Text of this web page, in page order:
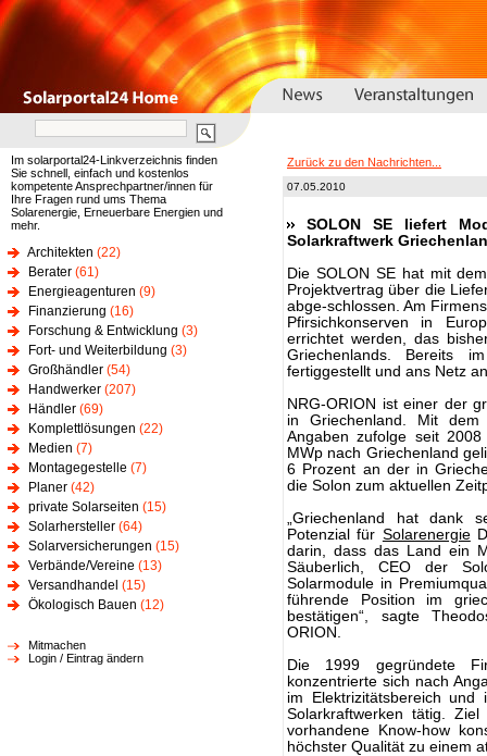
Im solarportal24-Linkverzeichnis finden
Sie schnell, einfach und kostenlos
kompetente Ansprechpartner/innen für
Ihre Fragen rund ums Thema
Solarenergie, Erneuerbare Energien und
mehr.
Architekten (22)
Berater (61)
Energieagenturen (9)
Finanzierung (16)
Forschung & Entwicklung (3)
Fort- und Weiterbildung (3)
Großhändler (54)
Handwerker (207)
Händler (69)
Komplettlösungen (22)
Medien (7)
Montagegestelle (7)
Planer (42)
private Solarseiten (15)
Solarhersteller (64)
Solarversicherungen (15)
Verbände/Vereine (13)
Versandhandel (15)
Ökologisch Bauen (12)
Mitmachen
Login / Eintrag ändern
Zurück zu den Nachrichten...
07.05.2010
SOLON SE liefert
Solarkraftwerk
Die SOLON SE hat mit
Projektvertrag über die
abge-schlossen. Am
Pfirsichkonserven in
errichtet werden, das
Griechenlands. Bereits
fertiggestellt und ans Netz
NRG-ORION ist einer der
in Griechenland. Mit
Angaben zufolge seit
MWp nach Griechenland
6 Prozent an der in
die Solon zum aktuellen
„Griechenland hat dank
Potenzial für Solarenergie
darin, dass das Land ein
Säuberlich, CEO der
Solarmodule in
führende Position im
bestätigen“, sagte
ORION.
Die 1999 gegründete
konzentrierte sich nach
im Elektrizitätsbereich
Solarkraftwerken tätig.
vorhandene Know-how
höchster Qualität zu einem